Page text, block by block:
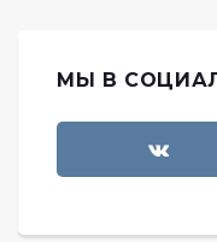
МЫ В